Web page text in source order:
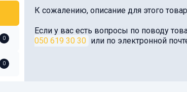
0
0
К сожалению, описание для этого
Если у вас есть вопросы по поводу
050 619 30 30 или по электронной